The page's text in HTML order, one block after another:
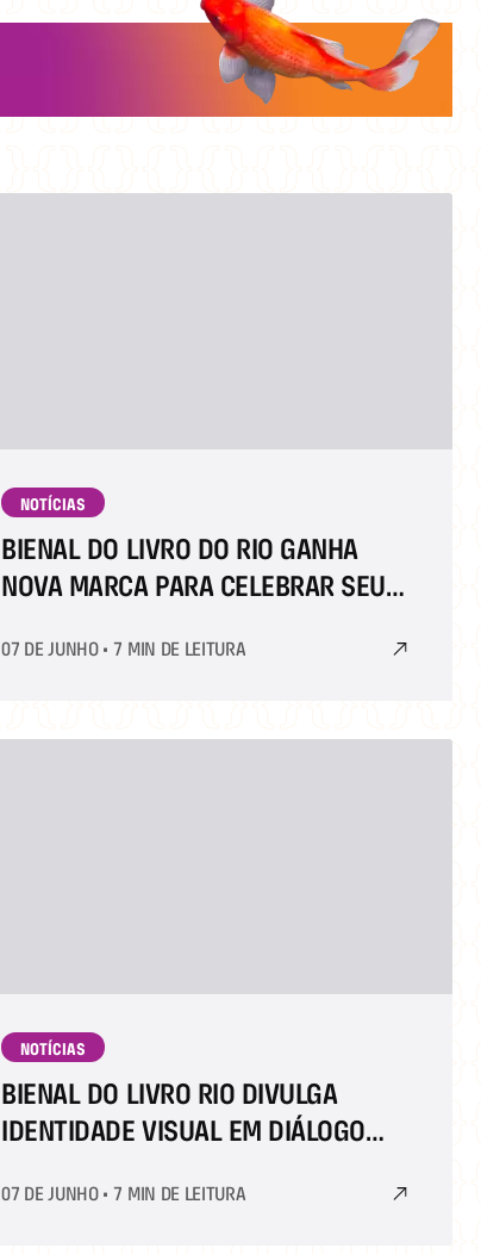
NOTÍCIAS
BIENAL DO LIVRO DO RIO GANHA
NOVA MARCA PARA CELEBRAR SEUS
07 DE JUNHO •7 MIN DE LEITURA
NOTÍCIAS
BIENAL DO LIVRO RIO DIVULGA
IDENTIDADE VISUAL EM DIÁLOGO
07 DE JUNHO •7 MIN DE LEITURA